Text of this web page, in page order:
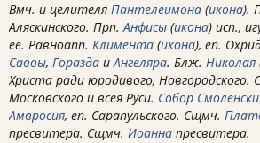
Вмч. и целителя Пантелеимона (икона).
Аляскинского. Прп.Анфисы (икона) исп.,
ее. Равноапп. Климента (икона), еп.
Саввы, Горазда иАнгеляра. Блж. Николая
Христа ради юродивого, Новгородского.
Московского и всея Руси. Собор
Амвросия, еп. Сарапульского. Сщмч.
пресвитера. Сщмч. Иоанна пресвитера.